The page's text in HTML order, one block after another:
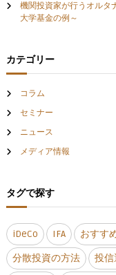
ョ機関投資家が行うオルタ
大学基金の例～
カテゴリー
コラム
セミナー
ニュース
メディア情報
タグで探す
iDeCo IFA おすす
分散投資の方法 投